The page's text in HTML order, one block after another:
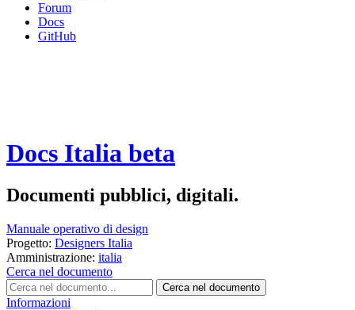
Forum
Docs
GitHub
Docs Italia beta
Documenti pubblici, digitali.
Manuale operativo di design
Progetto: Designers Italia
Amministrazione: italia
Cerca nel documento
Cerca nel documento
Informazioni